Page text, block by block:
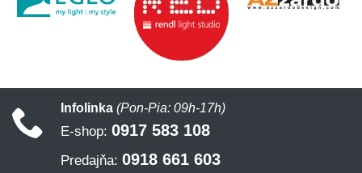
Infolinka (Pon-Pia: 09h-17h)
E-shop: 0917 583 108
Predajňa: 0918 661 603